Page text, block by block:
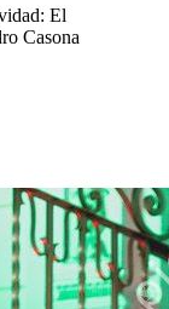
El
Casona